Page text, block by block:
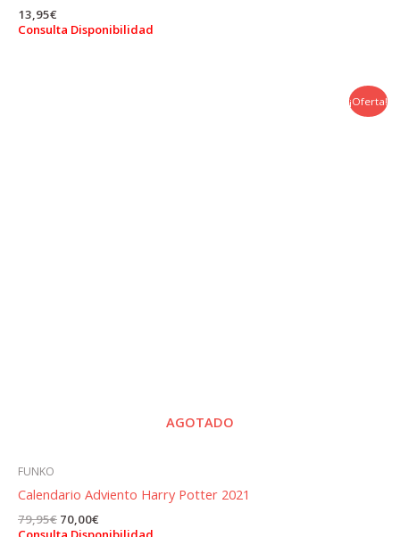
13,95€
Consulta Disponibilidad
¡Oferta!
AGOTADO
FUNKO
Calendario Adviento Harry Potter 2021
79,95€ El
precio
70,00€
precio